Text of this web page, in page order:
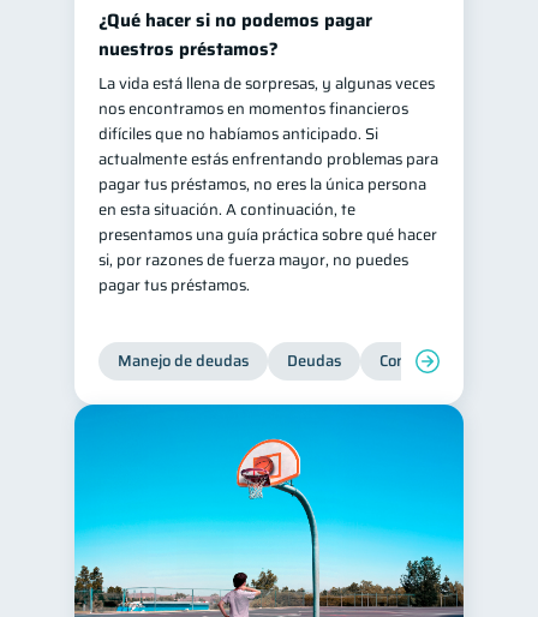
¿Qué hacer si no podemos pagar
nuestros préstamos?
La vida está llena de sorpresas, y algunas veces
nos encontramos en momentos financieros
difíciles que no habíamos anticipado. Si
actualmente estás enfrentando problemas para
pagar tus préstamos, no eres la única persona
en esta situación. A continuación, te
presentamos una guía práctica sobre qué hacer
si, por razones de fuerza mayor, no puedes
pagar tus préstamos.
Manejo de deudas Deudas Control de deudas